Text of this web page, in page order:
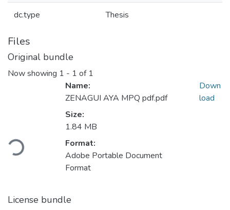
dc.type Thesis
Files
Original bundle
Now showing 1 - 1 of 1
Name:
ZENAGUI AYA MPQ pdf.pdf
Size:
1.84 MB
Format:
Adobe Portable Document
Format
Down
load
License bundle